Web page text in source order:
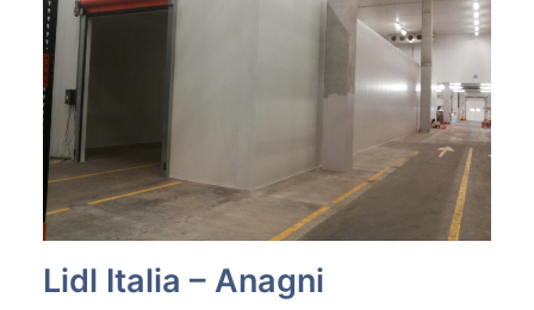
Lidl Italia – Anagni